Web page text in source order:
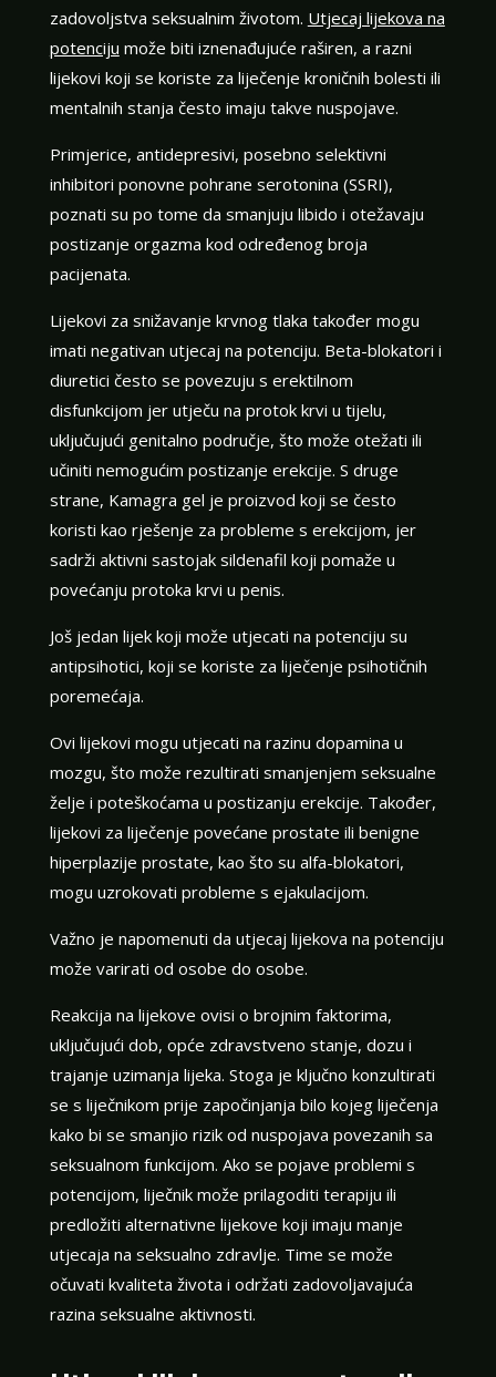
zadovoljstva seksualnim životom. Utjecaj lijekova na
potenciju može biti iznenađujuće raširen, a razni
lijekovi koji se koriste za liječenje kroničnih bolesti ili
mentalnih stanja često imaju takve nuspojave.
Primjerice, antidepresivi, posebno selektivni
inhibitori ponovne pohrane serotonina (SSRI),
poznati su po tome da smanjuju libido i otežavaju
postizanje orgazma kod određenog broja
pacijenata.
Lijekovi za snižavanje krvnog tlaka također mogu
imati negativan utjecaj na potenciju. Beta-blokatori i
diuretici često se povezuju s erektilnom
disfunkcijom jer utječu na protok krvi u tijelu,
uključujući genitalno područje, što može otežati ili
učiniti nemogućim postizanje erekcije. S druge
strane, Kamagra gel je proizvod koji se često
koristi kao rješenje za probleme s erekcijom, jer
sadrži aktivni sastojak sildenafil koji pomaže u
povećanju protoka krvi u penis.
Još jedan lijek koji može utjecati na potenciju su
antipsihotici, koji se koriste za liječenje psihotičnih
poremećaja.
Ovi lijekovi mogu utjecati na razinu dopamina u
mozgu, što može rezultirati smanjenjem seksualne
želje i poteškoćama u postizanju erekcije. Također,
lijekovi za liječenje povećane prostate ili benigne
hiperplazije prostate, kao što su alfa-blokatori,
mogu uzrokovati probleme s ejakulacijom.
Važno je napomenuti da utjecaj lijekova na potenciju
može varirati od osobe do osobe.
Reakcija na lijekove ovisi o brojnim faktorima,
uključujući dob, opće zdravstveno stanje, dozu i
trajanje uzimanja lijeka. Stoga je ključno konzultirati
se s liječnikom prije započinjanja bilo kojeg liječenja
kako bi se smanjio rizik od nuspojava povezanih sa
seksualnom funkcijom. Ako se pojave problemi s
potencijom, liječnik može prilagoditi terapiju ili
predložiti alternativne lijekove koji imaju manje
utjecaja na seksualno zdravlje. Time se može
očuvati kvaliteta života i održati zadovoljavajuća
razina seksualne aktivnosti.